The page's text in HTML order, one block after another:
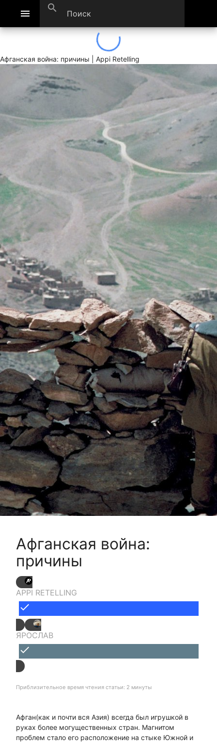
menu search
Афганская война: причины | Appi Retelling
Афганская война:
причины
APPI RETELLING
done
ЯРОСЛАВ
done
Приблизительное время чтения статьи: 2 минуты
Афган(как и почти вся Азия) всегда был игрушкой в
руках более могущественных стран. Магнитом
проблем стало его расположение на стыке Южной и